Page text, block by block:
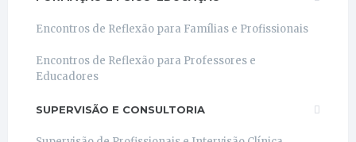
Encontros de Reflexão para Famílias e Profissionais
Encontros de Reflexão para Professores e
Educadores
SUPERVISÃO E CONSULTORIA